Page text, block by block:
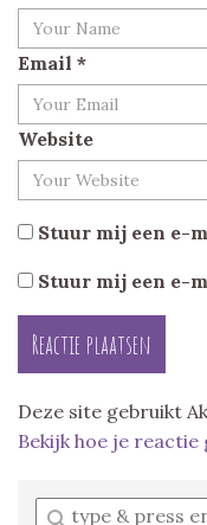
Email *
Website
Stuur mij een e-
Stuur mij een e-
Deze site gebruikt
Bekijk hoe je
Enter